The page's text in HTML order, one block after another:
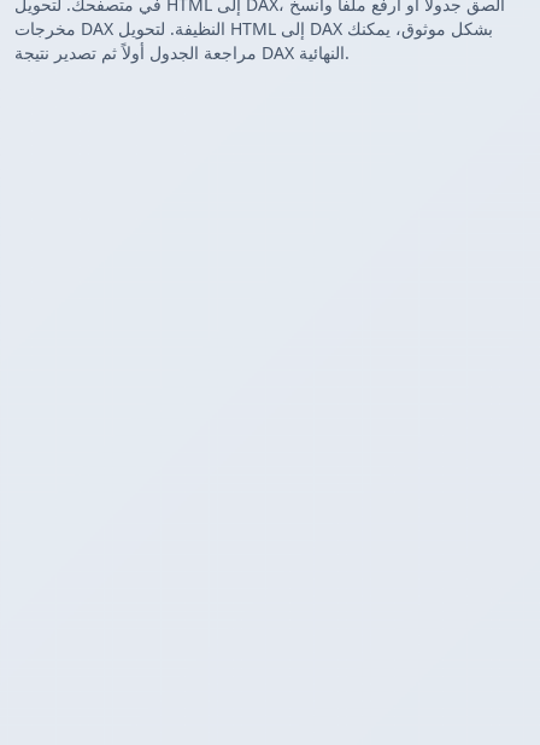
مخرجات DAX النظيفة. لتحويل HTML إلى DAX بشكل موثوق، يمكنك
مراجعة الجدول أولاً ثم تصدير نتيجة DAX النهائية.